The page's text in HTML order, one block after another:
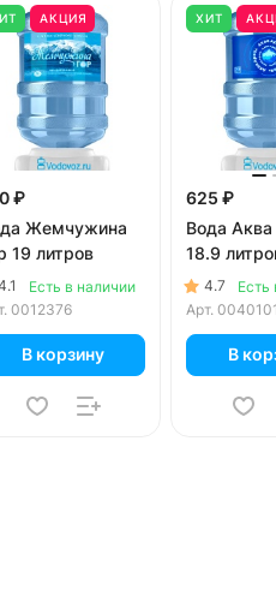
АКЦИЯ
₽
Жемчужина
19 литров
Есть в наличии
0012376
В корзину
ХИТ
625 ₽
Вода
18.9
4.7
Есть
Арт.
В